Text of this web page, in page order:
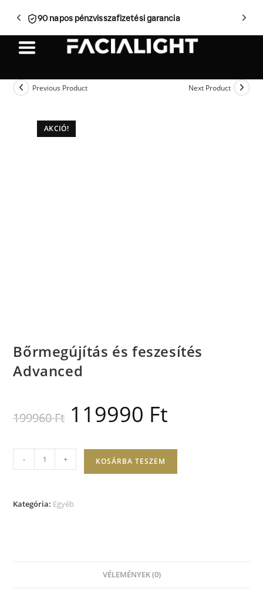
90 napos pénzvisszafizetési garancia
AKCIÓ!
Previous Product Next Product
Bőrmegújítás és feszesítés
Advanced
199960Ft 119990 Ft
- + KOSÁRBA TESZEM
Kategória: Egyéb
VÉLEMÉNYEK (0)